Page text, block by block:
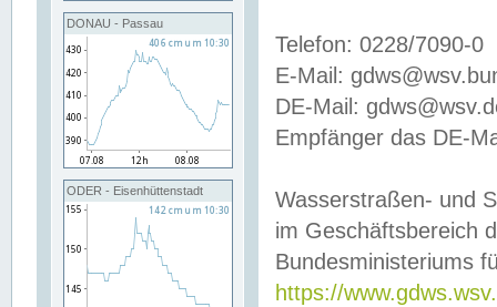
DONAU - Passau
ODER - Eisenhüttenstadt
Telefon: 0228/7090-0
E-Mail:
DE-Mail:
Empfänger das DE-
Wasserstraßen- und
im Geschäftsbereich
Bundesministeriums
https://